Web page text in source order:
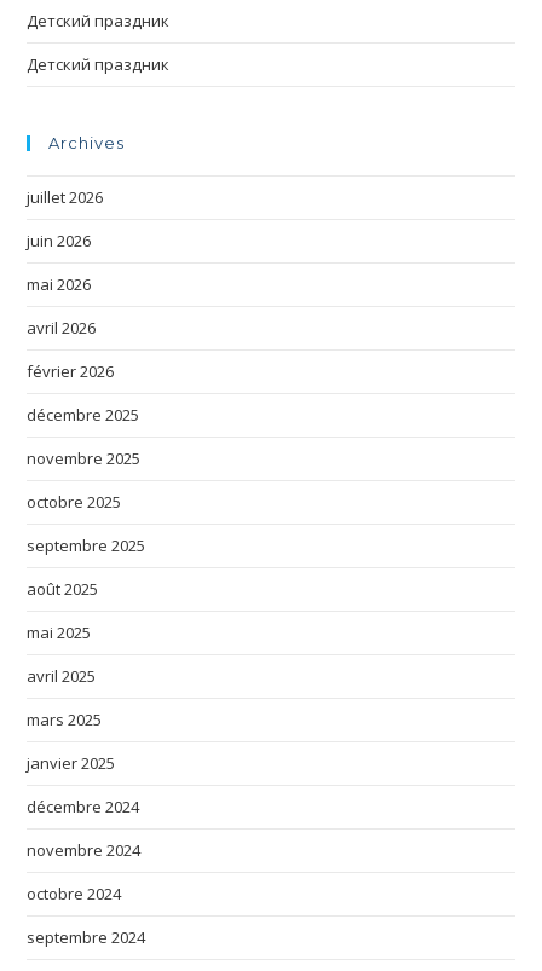
Детский праздник
Детский праздник
Archives
juillet 2026
juin 2026
mai 2026
avril 2026
février 2026
décembre 2025
novembre 2025
octobre 2025
septembre 2025
août 2025
mai 2025
avril 2025
mars 2025
janvier 2025
décembre 2024
novembre 2024
octobre 2024
septembre 2024